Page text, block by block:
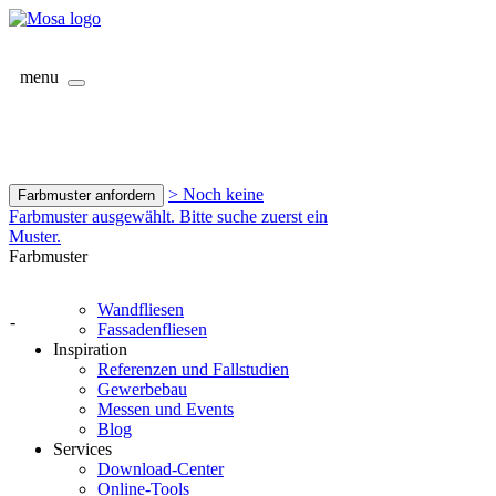
menu
Farbmuster anfordern
> Noch keine
Farbmuster ausgewählt. Bitte suche zuerst ein
Muster.
Farbmuster
-
Wandfliesen
Fassadenfliesen
Inspiration
Referenzen und Fallstudien
Gewerbebau
Messen und Events
Blog
Services
Download-Center
Online-Tools